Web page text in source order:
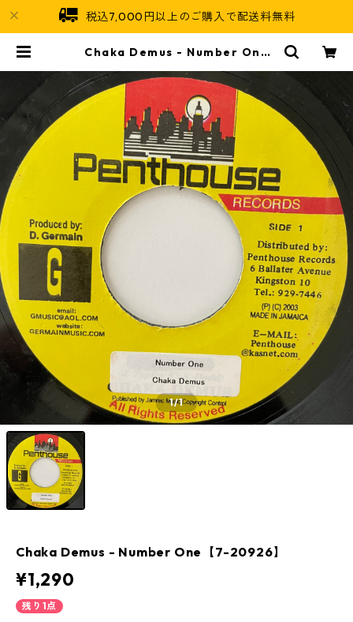
税込7,000円以上のご購入で配送料無料
Chaka Demus - Number One
1/1
Chaka Demus - Number One【7-20926】
¥1,290
残り1点